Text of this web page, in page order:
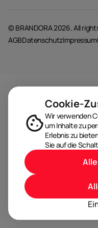
© BRANDORA 2026. All
AGBDatenschutzImpressum
Cookie-
Wir verwenden
um Inhalte zu
Erlebnis zu
Sie auf die